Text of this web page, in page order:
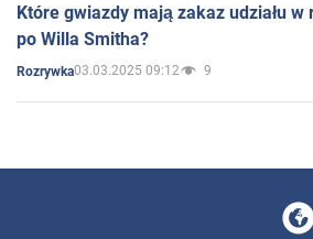
Które gwiazdy mają zakaz udziału
po Willa Smitha?
Rozrywka03.03.2025 09:12 9